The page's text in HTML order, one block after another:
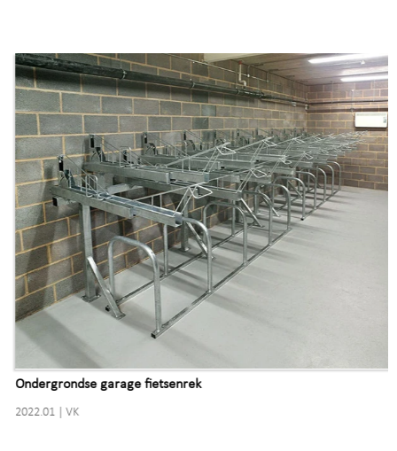
Ondergrondse garage fietsenrek
2022.01 | VK